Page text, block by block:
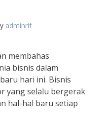
adminrif
membahas
bisnis dalam
hari ini. Bisnis
yang selalu bergerak
hal-hal baru setiap